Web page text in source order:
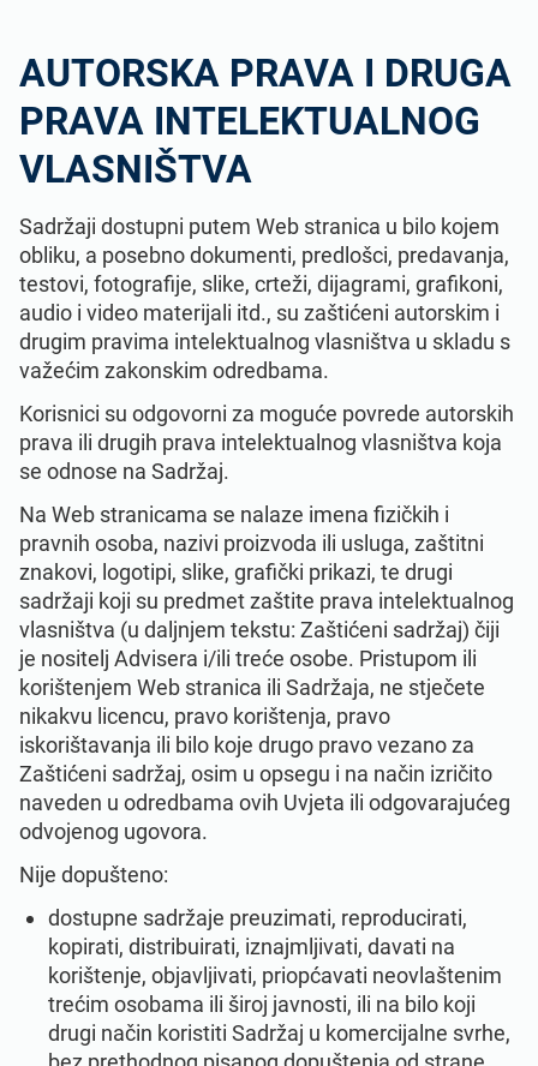
AUTORSKA PRAVA I DRUGA
PRAVA INTELEKTUALNOG
VLASNIŠTVA
Sadržaji dostupni putem Web stranica u bilo kojem
obliku, a posebno dokumenti, predlošci, predavanja,
testovi, fotografije, slike, crteži, dijagrami, grafikoni,
audio i video materijali itd., su zaštićeni autorskim i
drugim pravima intelektualnog vlasništva u skladu s
važećim zakonskim odredbama.
Korisnici su odgovorni za moguće povrede autorskih
prava ili drugih prava intelektualnog vlasništva koja
se odnose na Sadržaj.
Na Web stranicama se nalaze imena fizičkih i
pravnih osoba, nazivi proizvoda ili usluga, zaštitni
znakovi, logotipi, slike, grafički prikazi, te drugi
sadržaji koji su predmet zaštite prava intelektualnog
vlasništva (u daljnjem tekstu: Zaštićeni sadržaj) čiji
je nositelj Advisera i/ili treće osobe. Pristupom ili
korištenjem Web stranica ili Sadržaja, ne stječete
nikakvu licencu, pravo korištenja, pravo
iskorištavanja ili bilo koje drugo pravo vezano za
Zaštićeni sadržaj, osim u opsegu i na način izričito
naveden u odredbama ovih Uvjeta ili odgovarajućeg
odvojenog ugovora.
Nije dopušteno:
dostupne sadržaje preuzimati, reproducirati,
kopirati, distribuirati, iznajmljivati, davati na
korištenje, objavljivati, priopćavati neovlaštenim
trećim osobama ili široj javnosti, ili na bilo koji
drugi način koristiti Sadržaj u komercijalne svrhe,